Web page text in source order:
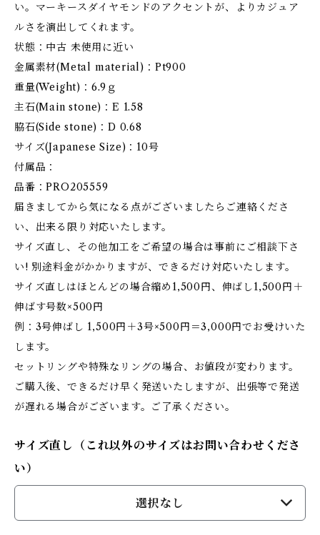
い。マーキースダイヤモンドのアクセントが、よりカジュア
ルさを演出してくれます。
状態：中古 未使用に近い
金属素材(Metal material)：Pt900
重量(Weight)：6.9ｇ
主石(Main stone)：E 1.58
脇石(Side stone)：D 0.68
サイズ(Japanese Size)：10号
付属品：
品番：PRO205559
届きましてから気になる点がございましたらご連絡くださ
い、出来る限り対応いたします。
サイズ直し、その他加工をご希望の場合は事前にご相談下さ
い! 別途料金がかかりますが、できるだけ対応いたします。
サイズ直しはほとんどの場合縮め1,500円、伸ばし1,500円＋
伸ばす号数×500円
例：3号伸ばし 1,500円＋3号×500円＝3,000円でお受けいた
します。
セットリングや特殊なリングの場合、お値段が変わります。
ご購入後、できるだけ早く発送いたしますが、出張等で発送
が遅れる場合がございます。ご了承ください。
サイズ直し（これ以外のサイズはお問い合わせくださ
い）
選択なし